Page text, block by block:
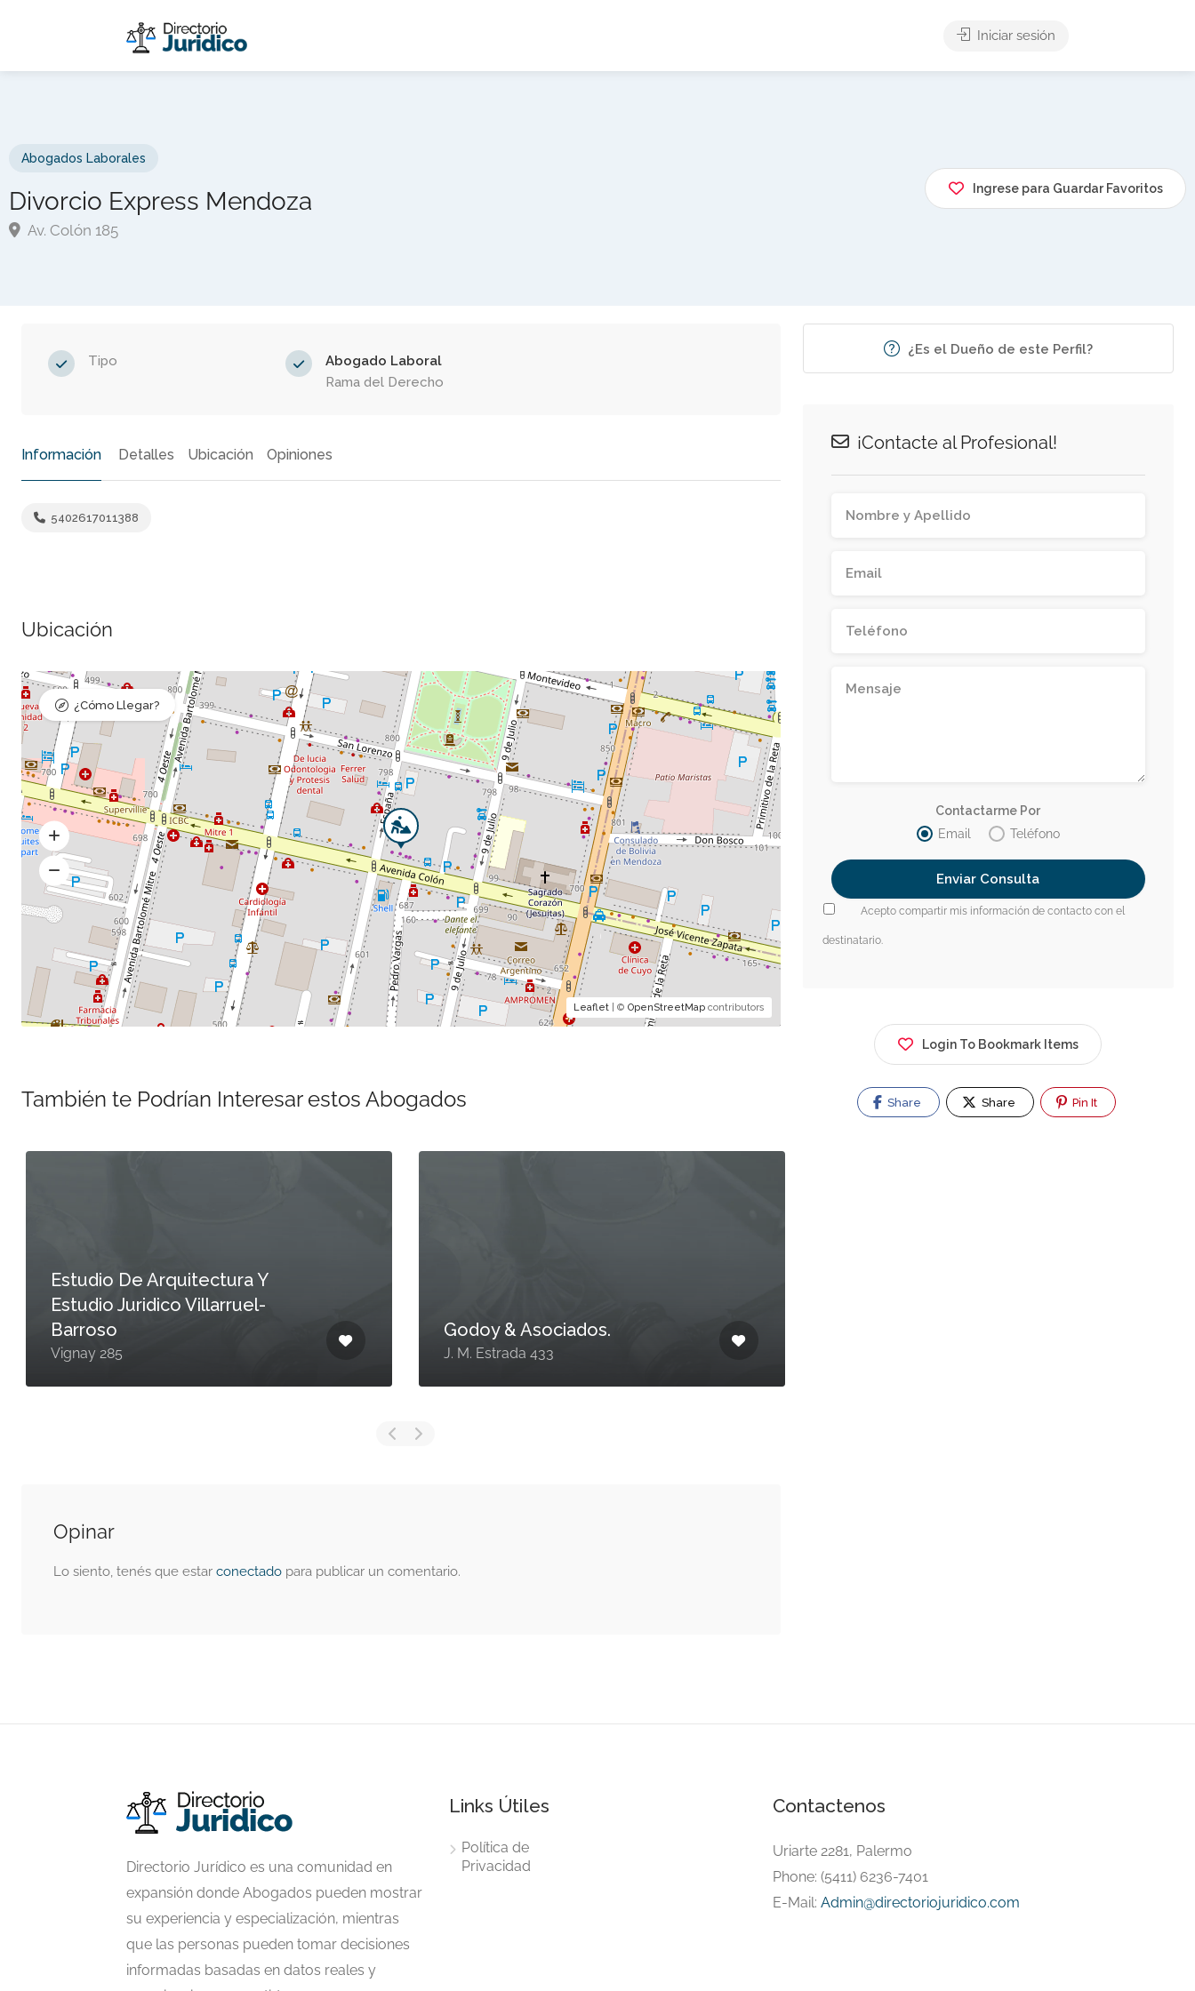
Iniciar sesión
Abogados Laborales
Divorcio Express Mendoza
Av. Colón 185
Ingrese para Guardar Favoritos
Tipo
Abogado Laboral
Rama del Derecho
Información Detalles Ubicación Opiniones
5402617011388
Ubicación
Leaflet | ©OpenStreetMap contributors
¿Cómo Llegar?
También te Podrían Interesar estos Abogados
Estudio De Arquitectura Y
Estudio Juridico Villarruel-
Barroso
Vignay 285
Godoy & Asociados.
J. M. Estrada 433
Opinar
Lo siento, tenés que estarconectado para publicar un comentario.
¿Es el Dueño de este Perfil?
¡Contacte al Profesional!
Contactarme Por
Email
Teléfono
Acepto compartir mis información de contacto con el
destinatario.
Login To Bookmark Items
Share Share Pin It
Directorio Jurídico es una comunidad en
expansión donde Abogados pueden mostrar
su experiencia y especialización, mientras
que las personas pueden tomar decisiones
informadas basadas en datos reales y
Links Útiles
Política de
Privacidad
Contactenos
Uriarte 2281, Palermo
Phone: (5411) 6236-7401
E-Mail: Admin@directoriojuridico.com